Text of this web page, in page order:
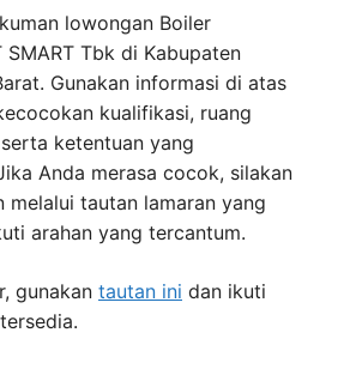
lowongan Boiler
Tbk di Kabupaten
Gunakan informasi di atas
kualifikasi, ruang
ketentuan yang
Anda merasa cocok, silakan
melalui tautan lamaran yang
arahan yang tercantum.
gunakan tautan ini dan ikuti